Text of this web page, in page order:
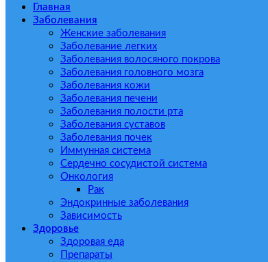
Главная
Заболевания
Женские заболевания
Заболевание легких
Заболевания волосяного покрова
Заболевания головного мозга
Заболевания кожи
Заболевания печени
Заболевания полости рта
Заболевания суставов
Заболевания почек
Иммунная система
Сердечно сосудистой система
Онкология
Рак
Эндокринные заболевания
Зависимость
Здоровье
Здоровая еда
Препараты